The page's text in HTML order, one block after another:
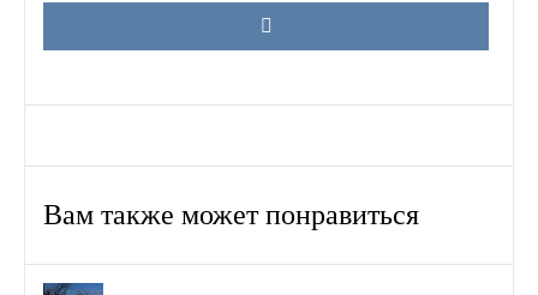
Вам также может понравиться